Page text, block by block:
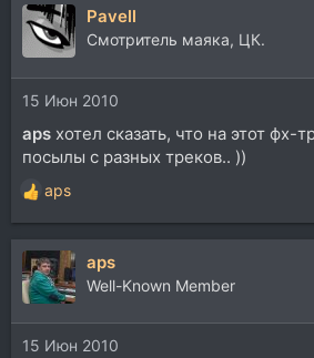
т
е
а
ч
а
Pavell
Смотритель маяка, ЦК.
15 Июн 2010
aps хотел сказать, что на этот фх-
посылы с разных треков.. ))
Р
е
а
к
ц
и
и
:
aps
aps
Well-Known Member
15 Июн 2010